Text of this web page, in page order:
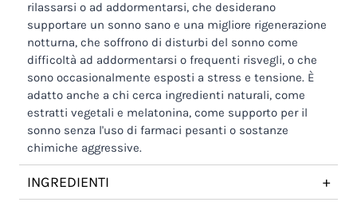
rilassarsi o ad addormentarsi, che desiderano
supportare un sonno sano e una migliore rigenerazione
notturna, che soffrono di disturbi del sonno come
difficoltà ad addormentarsi o frequenti risvegli, o che
sono occasionalmente esposti a stress e tensione. È
adatto anche a chi cerca ingredienti naturali, come
estratti vegetali e melatonina, come supporto per il
sonno senza l'uso di farmaci pesanti o sostanze
chimiche aggressive.
INGREDIENTI
+